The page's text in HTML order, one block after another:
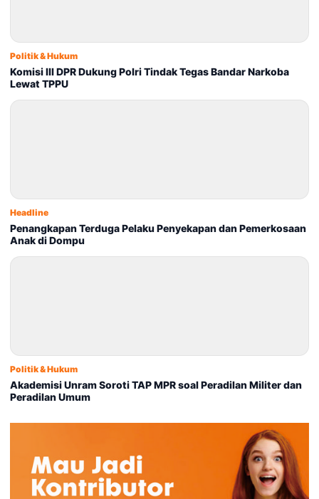
Politik & Hukum
Komisi III DPR Dukung Polri Tindak Tegas Bandar Narkoba
Lewat TPPU
Headline
Penangkapan Terduga Pelaku Penyekapan dan Pemerkosaan
Anak di Dompu
Politik & Hukum
Akademisi Unram Soroti TAP MPR soal Peradilan Militer dan
Peradilan Umum